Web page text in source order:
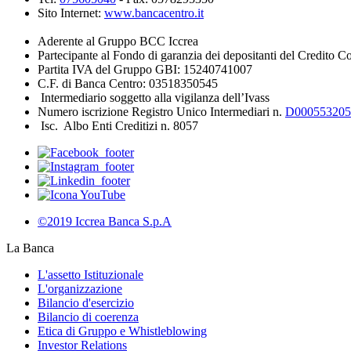
Sito Internet: www.bancacentro.it
Aderente al Gruppo BCC Iccrea
Partecipante al Fondo di garanzia dei depositanti del Credito
Partita IVA del Gruppo GBI: 15240741007
C.F. di Banca Centro: 03518350545
Intermediario soggetto alla vigilanza dell’Ivass
Numero iscrizione Registro Unico Intermediari n. D000553205
Isc. Albo Enti Creditizi n. 8057
©2019 Iccrea Banca S.p.A
La Banca
L'assetto Istituzionale
L'organizzazione
Bilancio d'esercizio
Bilancio di coerenza
Etica di Gruppo e Whistleblowing
Investor Relations